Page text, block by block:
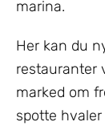
marina.
Her kan du
restauranter
marked om
spotte